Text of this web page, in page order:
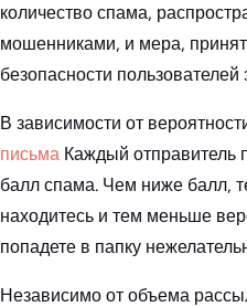
количество спама,
мошенниками, и мера,
безопасности
В зависимости от
письма Каждый отправитель
балл спама. Чем ниже балл,
находитесь и тем меньше
попадете в папку
Независимо от объема